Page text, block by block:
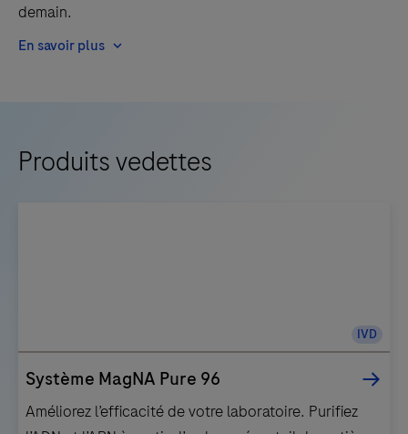
demain.
En savoir plus
Produits vedettes
IVD
Système MagNA Pure 96
Améliorez l’efficacité de votre laboratoire. Purifiez